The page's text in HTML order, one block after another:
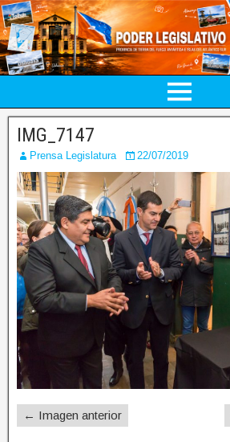
IMG_7147
Prensa Legislatura 22/07/2019
← Imagen anterior